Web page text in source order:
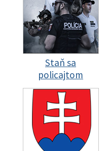
Staň sa
policajtom